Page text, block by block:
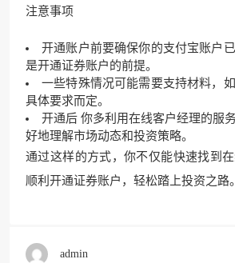
注意事项
开通账户前要确保你的支付宝账户
是开通证券账户的前提。
一些特殊情况可能需要支持材料，
具体要求而定。
开通后 你多利用在线客户经理的服
好地理解市场动态和投资策略。
通过这样的方式，你不仅能快速找到
顺利开通证券账户，轻松踏上投资之路。
admin